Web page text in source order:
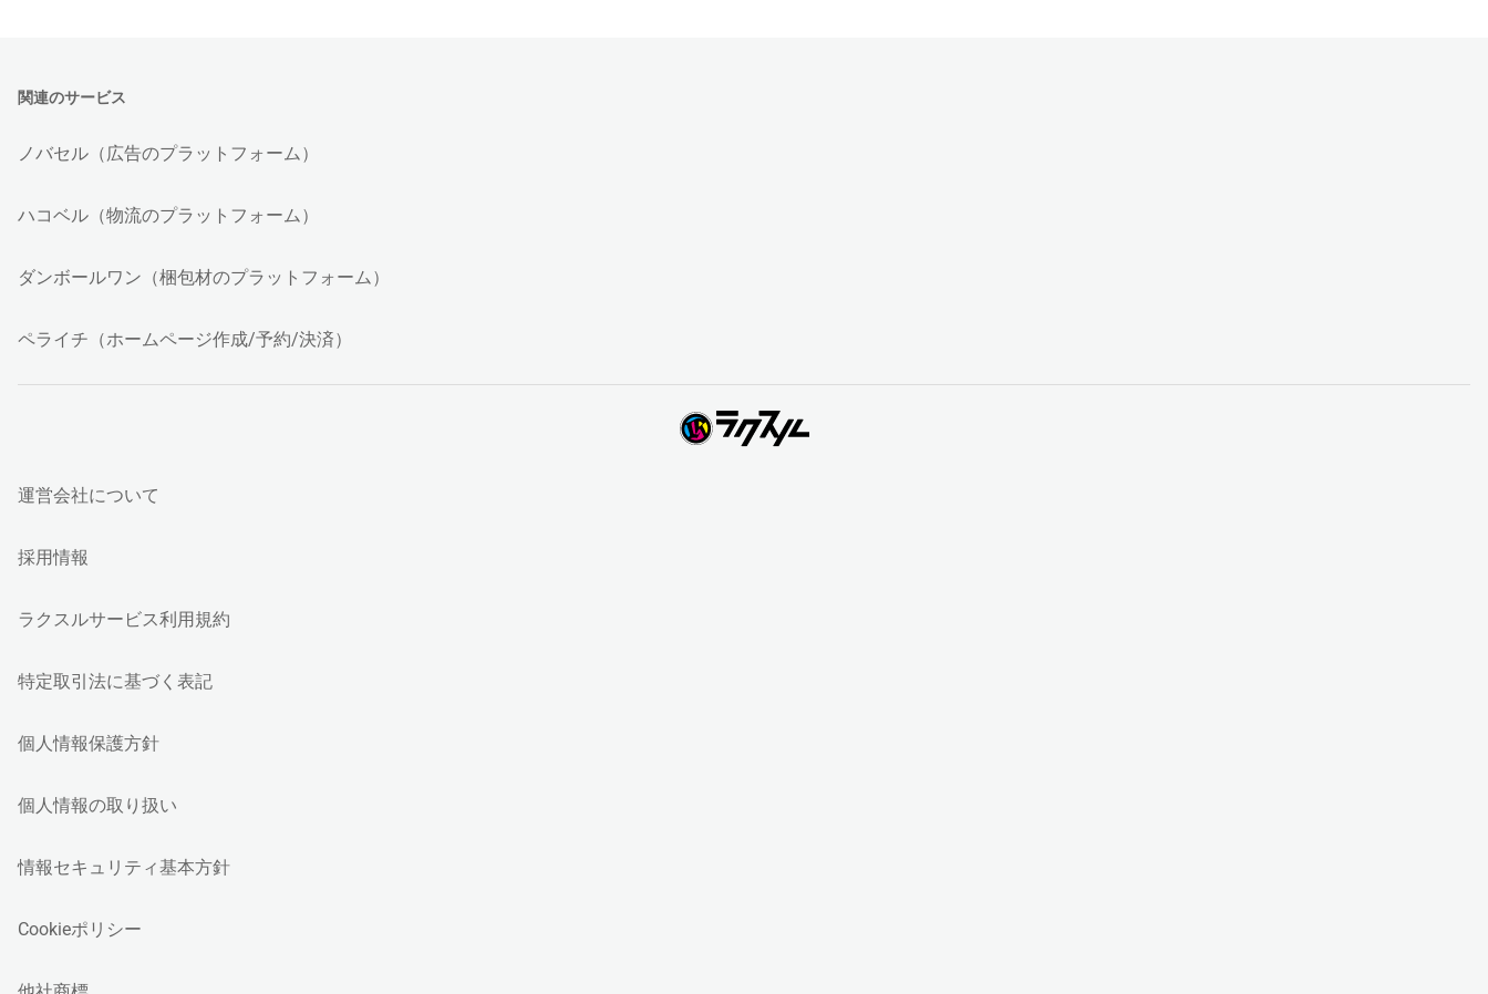
関連のサービス
ノバセル（広告のプラットフォーム）
ハコベル（物流のプラットフォーム）
ダンボールワン（梱包材のプラットフォーム）
ペライチ（ホームページ作成/予約/決済）
運営会社について
採用情報
ラクスルサービス利用規約
特定取引法に基づく表記
個人情報保護方針
個人情報の取り扱い
情報セキュリティ基本方針
Cookieポリシー